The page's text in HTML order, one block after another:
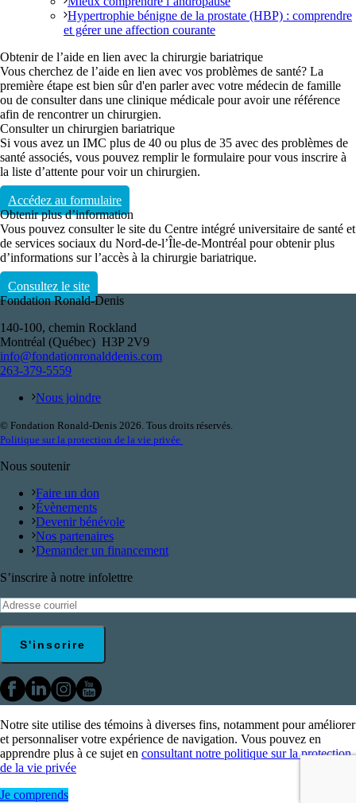
Hypertrophie bénigne de la prostate (HBP) : comprendre
et gérer une affection courante
Obtenir de l’aide en lien avec la chirurgie bariatrique
Vous cherchez de l’aide en lien avec vos problèmes de santé? La
première étape est bien sûr d'en parler avec votre médecin de famille
ou de consulter dans une clinique médicale pour avoir une référence
afin de rencontrer un chirurgien.
Consulter un chirurgien bariatrique
Si vous avez un IMC plus de 40 ou plus de 35 avec des problèmes de
santé associés, vous pouvez remplir le formulaire pour vous inscrire à
la liste d’attente pour voir un chirurgien.
Accédez au formulaire
Obtenir plus d’information
Vous pouvez consulter le site du Centre intégré universitaire de santé et
de services sociaux du Nord-de-l’Île-de-Montréal pour obtenir plus
d’informations sur l’accès à la chirurgie bariatrique.
Consultez le site
Fondation Ronald-Denis
140-100, chemin Rockland
Montréal (Québec) H3P 2V9
info@fondationronalddenis.com
263-379-5559
Nous joindre
© Fondation Ronald-Denis 2026. Tous droits réservés.
Politique sur la protection de la vie privée
Nous soutenir
Faire un don
Évènements
Devenir bénévole
Nos partenaires
Demander un financement
S’inscrire à notre infolettre
Notre site utilise des témoins à diverses fins, notamment pour améliorer
et personnaliser votre expérience de navigation. Vous pouvez en
apprendre plus à ce sujet en consultant notre politique sur la protection
de la vie privée
Je comprends